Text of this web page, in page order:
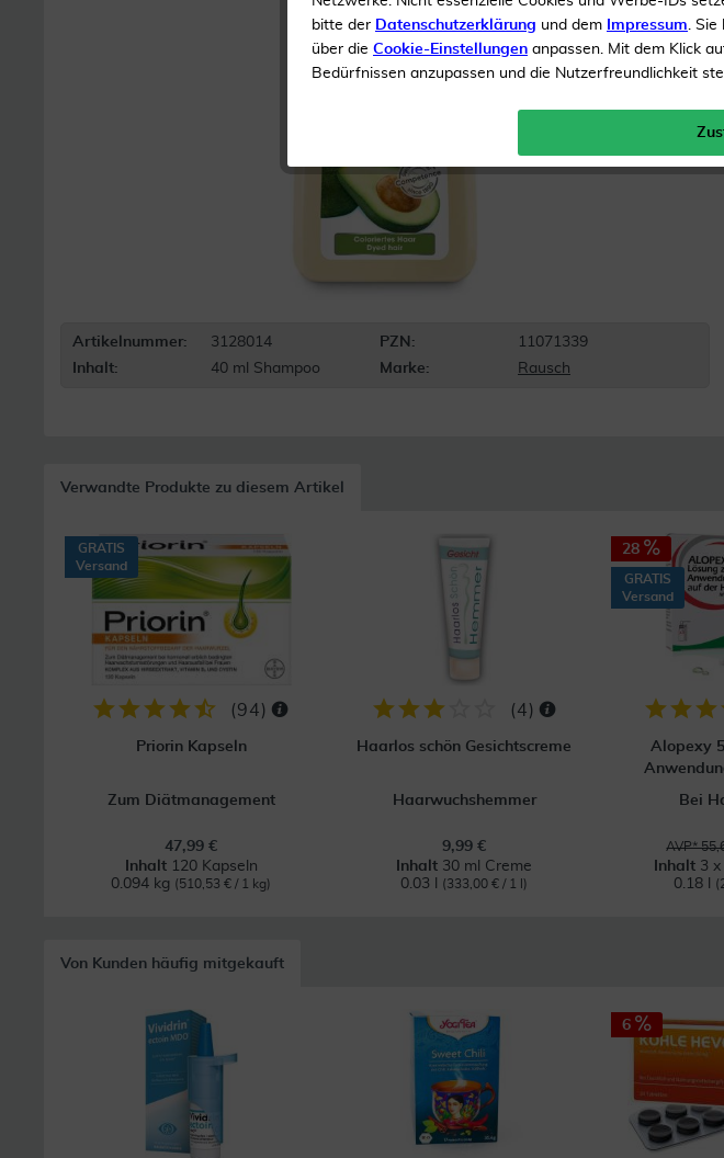
Artikelnummer: 3128014 PZN:
11071339
Inhalt:
40 ml Shampoo Marke: Rausch
Verwandte Produkte zu diesem Artikel
GRATIS
Versand
(94)
Priorin Kapseln
Zum Diätmanagement
47,99 €
Inhalt 120 Kapseln
0.094 kg (510,53 € / 1 kg)
(4)
Haarlos schön Gesichtscreme
Haarwuchshemmer
9,99 €
Inhalt 30 ml Creme
0.03 l
(333,00 € / 1 l)
28
GRATIS
Versand
Alopexy
Bei
AVP*
Inhalt 3
0.18 l
Von Kunden häufig mitgekauft
6
bitte der Datenschutzerklärung und dem Impressum. Sie
über die Cookie-Einstellungen anpassen. Mit dem Klick
Bedürfnissen anzupassen und die Nutzerfreundlichkeit